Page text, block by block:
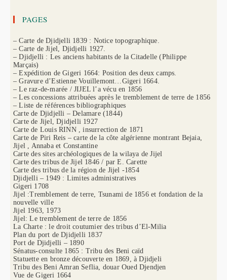
PAGES
– Carte de Djidjelli 1839 : Notice topographique.
– Carte de Jijel, Djidjelli 1927.
– Djidjelli : Les anciens habitants de la Citadelle (Philippe
Marçais)
– Expédition de Gigeri 1664: Position des deux camps.
– Gravure d’Estienne Vouillemont…Gigeri 1664.
– Le raz-de-marée / JIJEL l’a vécu en 1856
– Les concessions attribuées après le tremblement de terre de 1856
– Liste de références bibliographiques
Carte de Djidjelli – Delamare (1844)
Carte de Jijel, Djidjelli 1927
Carte de Louis RINN , insurrection de 1871
Carte de Piri Reis – carte de la côte algérienne montrant Bejaia,
Jijel , Annaba et Constantine
Carte des sites archéologiques de la wilaya de Jijel
Carte des tribus de Jijel 1846 / par E. Carette
Carte des tribus de la région de Jijel -1854
Djidjelli – 1949 : Limites administratives
Gigeri 1708
Jijel :Tremblement de terre, Tsunami de 1856 et fondation de la
nouvelle ville
Jijel 1963, 1973
Jijel: Le tremblement de terre de 1856
La Charte : le droit coutumier des tribus d’El-Milia
Plan du port de Djidjelli 1837
Port de Djidjelli – 1890
Sénatus-consulte 1865 : Tribu des Beni caïd
Statuette en bronze découverte en 1869, à Djidjeli
Tribu des Beni Amran Seflia, douar Oued Djendjen
Vue de Gigeri 1664